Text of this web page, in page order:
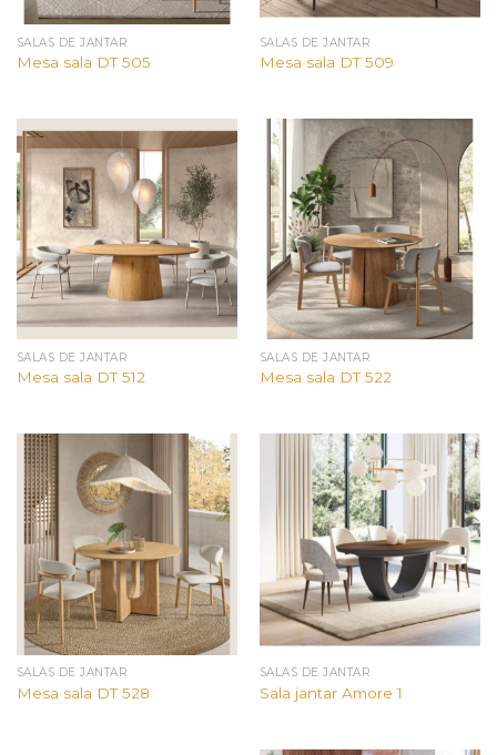
SALAS DE JANTAR
Mesa sala DT 505
SALAS DE JANTAR
Mesa sala DT 509
SALAS DE JANTAR
Mesa sala DT 512
SALAS DE JANTAR
Mesa sala DT 522
SALAS DE JANTAR
Mesa sala DT 528
SALAS DE JANTAR
Sala jantar Amore 1